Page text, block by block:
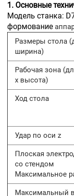
1. Основные
Модель станка:
формование
Размеры стола
ширина)
Рабочая зона
x высота)
Ход стола
Удар по оси z
Плоская
со стендом
Максимальное
Максимальный